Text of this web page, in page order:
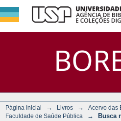
Busca no
DSpace/
Página Inicial → Livros → Acervo das
Faculdade de Saúde Pública
→ Busca